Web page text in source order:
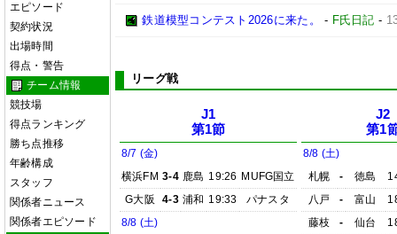
エピソード
契約状況
出場時間
得点・警告
チーム情報
競技場
得点ランキング
勝ち点推移
年齢構成
スタッフ
関係者ニュース
関係者エピソード
鉄道模型コンテスト2026に来た。 - F氏日記 -
リーグ戦
J1
第1節
8/7 (金)
横浜FM 3-4 鹿島 19:26 MUFG国立
G大阪
4-3 浦和 19:33
パナスタ
8/8 (土)
J2
第1
8/8 (土)
札幌
- 徳島
八戸
- 富山
藤枝
- 仙台